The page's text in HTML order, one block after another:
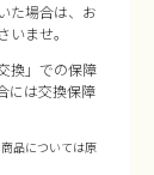
た場合は、お
ませ。
換」での保障
には交換保障
品については原